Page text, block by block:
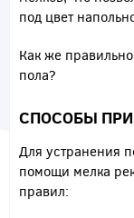
под цвет
Как же
пола?
СПОСОБЫ
Для устранения
помощи мелка
правил: